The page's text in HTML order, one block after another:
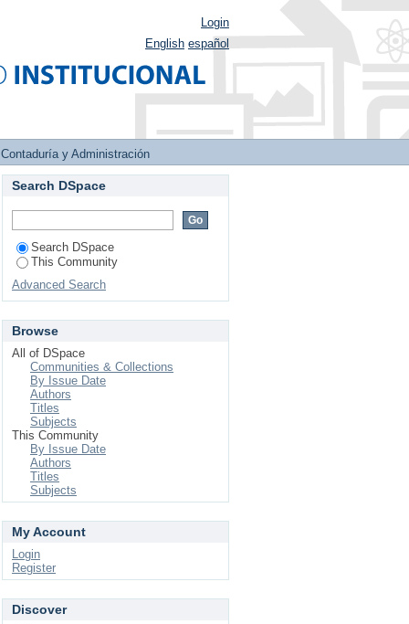
Login
English español
y Administración
Search DSpace
Search DSpace
This Community
Advanced Search
Browse
All of DSpace
Communities & Collections
By Issue Date
Authors
Titles
Subjects
This Community
By Issue Date
Authors
Titles
Subjects
My Account
Login
Register
Discover